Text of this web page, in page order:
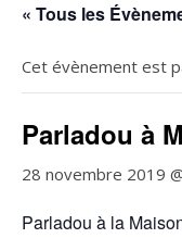
« Tous les
Cet évènement est
Parladou à
28 novembre 2019
Parladou à la